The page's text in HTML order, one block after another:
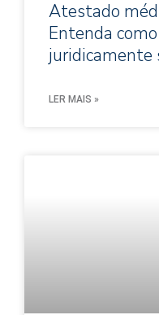
Atestado
Entenda
juridicamente
LER MAIS »